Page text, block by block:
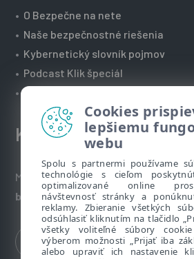
• O Bezpečne na nete
• Naše bezpečnostné riešenia
• Kybernetický slovník pojmov
• Podcast Klik špeciál
•Technická podpora spoločnosti
Kontakt
Máte nezodpovedané otázky?
bezpecnenanete@eset.sk
Cookies
lepšiemu
webu
Spolu s partnermi používame
technológie s cieľom
optimalizované online
návštevnosť stránky a
reklamy. Zbieranie všetkých
odsúhlasiť kliknutím na tlačidlo
všetky voliteľné súbory
výberom možnosti „Prijať iba
alebo upraviť ich nastavenie